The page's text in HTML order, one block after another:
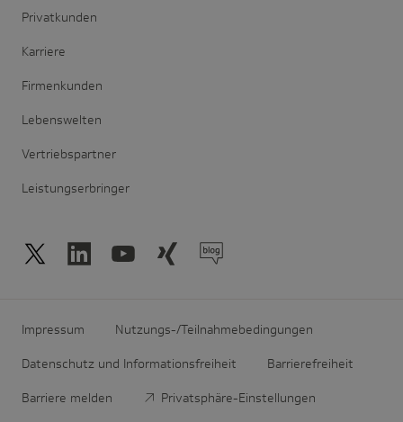
Privatkunden
Karriere
Firmenkunden
Lebenswelten
Vertriebspartner
Leistungserbringer
Impressum Nutzungs-/Teilnahmebedingungen
Datenschutz und Informationsfreiheit Barrierefreiheit
Barriere melden Privatsphäre-Einstellungen